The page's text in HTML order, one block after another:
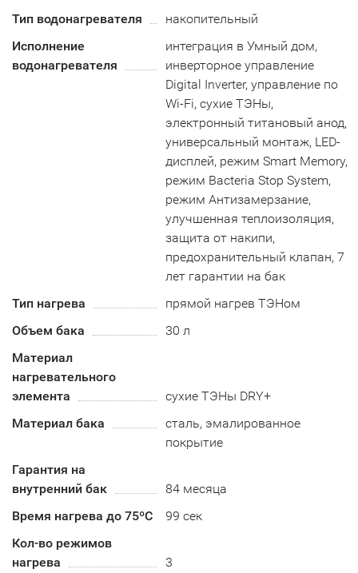
Тип водонагревателя
накопительный
Исполнение
водонагревателя
интеграция в Умный дом,
инверторное управление
Digital Inverter, управление по
Wi-Fi, сухие ТЭНы,
электронный титановый анод,
универсальный монтаж, LED-
дисплей, режим Smart Memory,
режим Bacteria Stop System,
режим Антизамерзание,
улучшенная теплоизоляция,
защита от накипи,
предохранительный клапан, 7
лет гарантии на бак
Тип нагрева
прямой нагрев ТЭНом
Объем бака
30 л
Материал
нагревательного
элемента
сухие ТЭНы DRY+
Материал бака
сталь, эмалированное
покрытие
Гарантия на
внутренний бак
84 месяца
Время нагрева до 75ºС
99 сек
Кол-во режимов
нагрева
3